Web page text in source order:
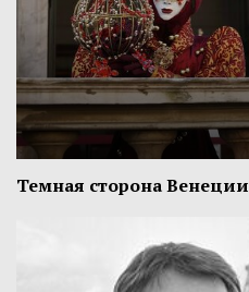
Темная сторона Венеции